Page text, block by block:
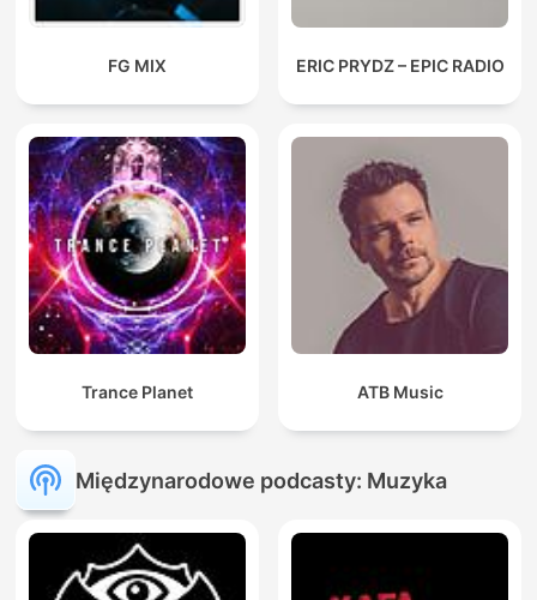
FG MIX ERIC PRYDZ – EPIC RADIO
Trance Planet ATB Music
Międzynarodowe podcasty: Muzyka